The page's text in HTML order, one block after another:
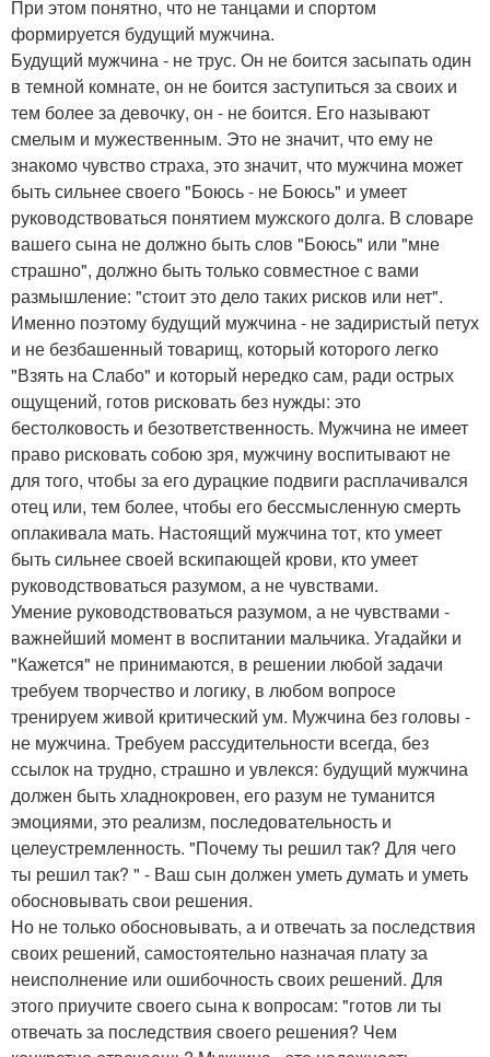
При этом понятно, что не танцами и спортом
формируется будущий мужчина.
Будущий мужчина - не трус. Он не боится засыпать один
в темной комнате, он не боится заступиться за своих и
тем более за девочку, он - не боится. Его называют
смелым и мужественным. Это не значит, что ему не
знакомо чувство страха, это значит, что мужчина может
быть сильнее своего "Боюсь - не Боюсь" и умеет
руководствоваться понятием мужского долга. В словаре
вашего сына не должно быть слов "Боюсь" или "мне
страшно", должно быть только совместное с вами
размышление: "стоит это дело таких рисков или нет".
Именно поэтому будущий мужчина - не задиристый петух
и не безбашенный товарищ, который которого легко
"Взять на Слабо" и который нередко сам, ради острых
ощущений, готов рисковать без нужды: это
бестолковость и безответственность. Мужчина не имеет
право рисковать собою зря, мужчину воспитывают не
для того, чтобы за его дурацкие подвиги расплачивался
отец или, тем более, чтобы его бессмысленную смерть
оплакивала мать. Настоящий мужчина тот, кто умеет
быть сильнее своей вскипающей крови, кто умеет
руководствоваться разумом, а не чувствами.
Умение руководствоваться разумом, а не чувствами -
важнейший момент в воспитании мальчика. Угадайки и
"Кажется" не принимаются, в решении любой задачи
требуем творчество и логику, в любом вопросе
тренируем живой критический ум. Мужчина без головы -
не мужчина. Требуем рассудительности всегда, без
ссылок на трудно, страшно и увлекся: будущий мужчина
должен быть хладнокровен, его разум не туманится
эмоциями, это реализм, последовательность и
целеустремленность. "Почему ты решил так? Для чего
ты решил так? " - Ваш сын должен уметь думать и уметь
обосновывать свои решения.
Но не только обосновывать, а и отвечать за последствия
своих решений, самостоятельно назначая плату за
неисполнение или ошибочность своих решений. Для
этого приучите своего сына к вопросам: "готов ли ты
отвечать за последствия своего решения? Чем